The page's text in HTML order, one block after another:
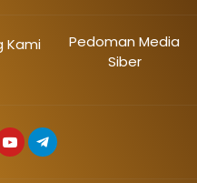
Kami
Pedoman Media
Siber